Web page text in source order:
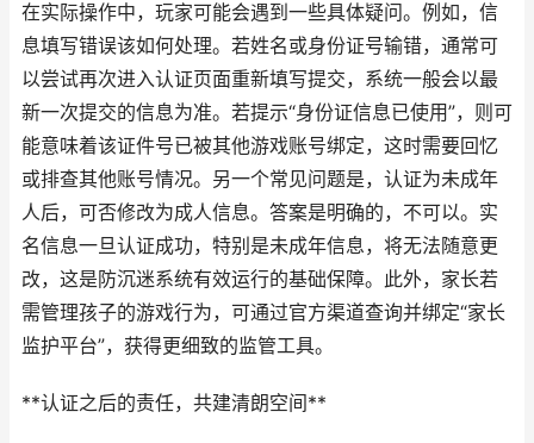
在实际操作中，玩家可能会遇到一些具体疑问。例如，信
息填写错误该如何处理。若姓名或身份证号输错，通常可
以尝试再次进入认证页面重新填写提交，系统一般会以最
新一次提交的信息为准。若提示“身份证信息已使用”，则可
能意味着该证件号已被其他游戏账号绑定，这时需要回忆
或排查其他账号情况。另一个常见问题是，认证为未成年
人后，可否修改为成人信息。答案是明确的，不可以。实
名信息一旦认证成功，特别是未成年信息，将无法随意更
改，这是防沉迷系统有效运行的基础保障。此外，家长若
需管理孩子的游戏行为，可通过官方渠道查询并绑定“家长
监护平台”，获得更细致的监管工具。
**认证之后的责任，共建清朗空间**